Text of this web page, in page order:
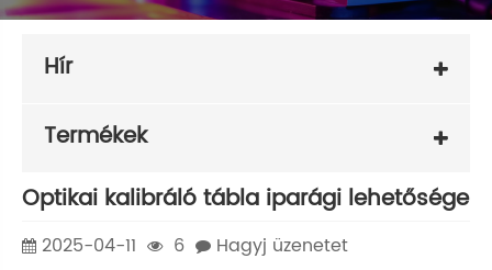
Hír
Termékek
Optikai kalibráló tábla iparági lehetősége
2025-04-11 6
Hagyj üzenetet